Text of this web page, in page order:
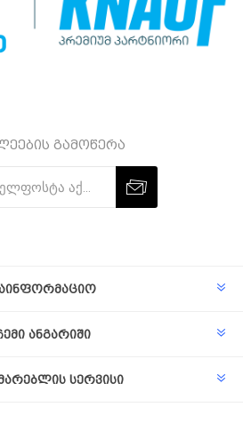
გამოწერა
ანგარიში
სერვისი